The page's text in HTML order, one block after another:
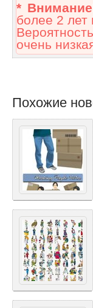
*
более 2 лет
очень
Похожие